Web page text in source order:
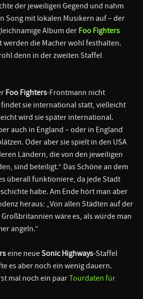
der jeweiligen Gegend und nahm
Song mit lokalen Musikern auf – der
Album der Foo Fighters
werden die Macher wohl festhalten.
denn in der zweiten Staffel
Foo Fighters-Frontmann nicht
sie international statt, vielleicht
wird sie später international.
auch in England – oder in England
Oder aber sie spielt in den USA
Ländern, die von den jeweiligen
sind beteiligt.“ Das Schöne an dem
überall funktioniere, da jede Stadt
habe. Am Ende hört man aber
heraus: „Von allen Städten auf der
wäre es, als würde man
angeln.“
eine neueSonic Highways-Staffel
es aber noch ein wenig dauern.
mal noch ein paarTourdaten für